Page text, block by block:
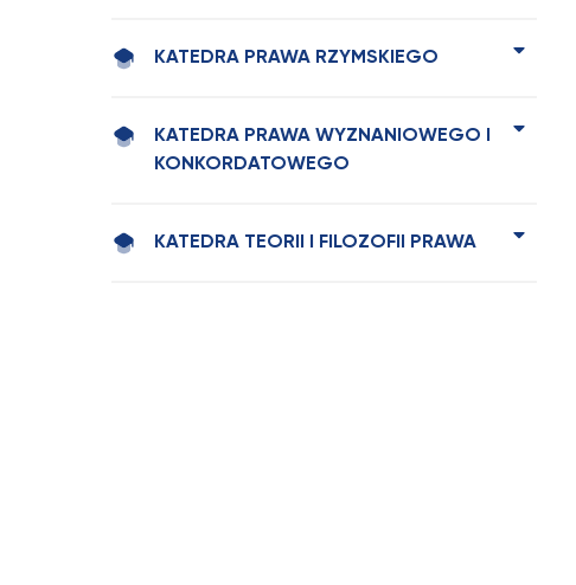
KATEDRA PRAWA RZYMSKIEGO
KATEDRA PRAWA WYZNANIOWEGO I
KONKORDATOWEGO
KATEDRA TEORII I FILOZOFII PRAWA